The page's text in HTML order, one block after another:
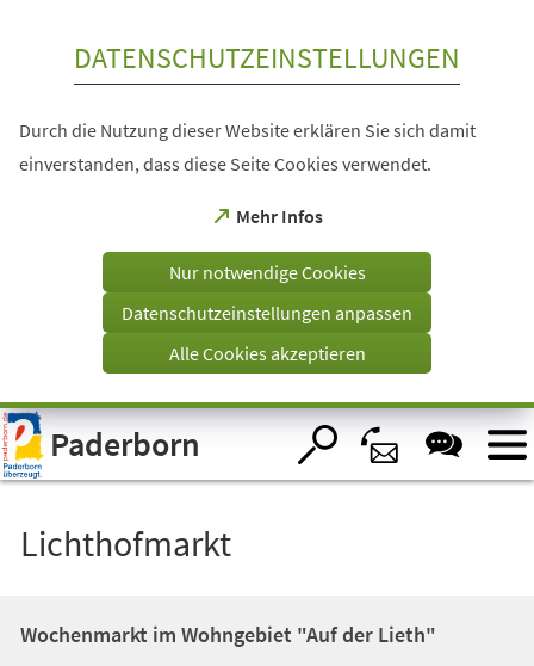
Visuelle
Assistenzsoftware
öffnen.
DATENSCHUTZEINSTELLUNGEN
Durch die Nutzung dieser Website erklären Sie sich damit
einverstanden, dass diese Seite Cookies verwendet.
Mehr Infos
(Öffnet
einem
Tab)
Nur notwendige Cookies
Datenschutzeinstellungen anpassen
Alle Cookies akzeptieren
Paderborn
Lichthofmarkt
Wochenmarkt im Wohngebiet "Auf der Lieth"